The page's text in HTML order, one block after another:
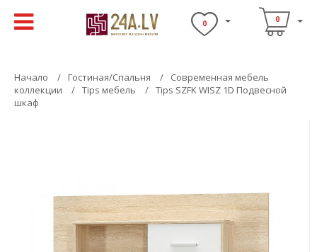
0 0
Начало Гостиная/Спальня
Современная мебель
коллекции
Tips мебель
Tips SZFK WISZ 1D Подвесной
шкаф